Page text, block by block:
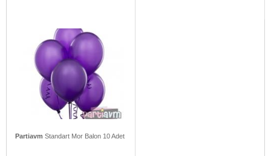
Partiavm Standart Mor Balon 10 Adet